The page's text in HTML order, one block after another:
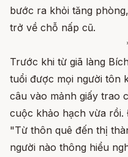
bước ra khỏi tăng
trở về chỗ nấp cũ.
Trước khi từ giã làng
tuổi được mọi người tôn
câu vào mảnh giấy trao
cuộc khảo hạch vừa rồi.
"Từ thôn quê đến thị
người nào thông hiểu